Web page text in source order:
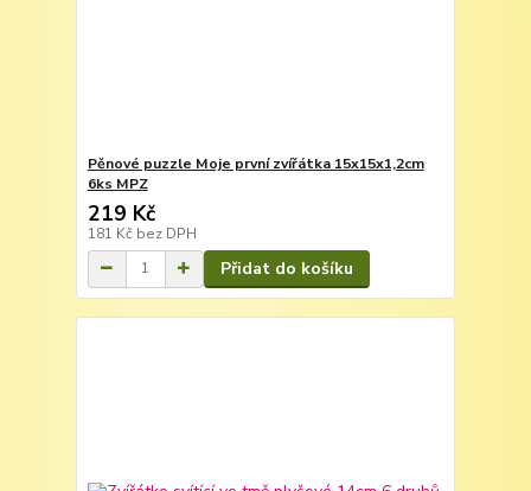
Pěnové puzzle Moje první zvířátka 15x15x1,2cm
6ks MPZ
219 Kč
181 Kč bez DPH
Přidat do košíku